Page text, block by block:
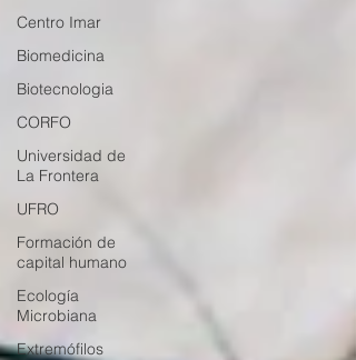
Centro Imar
Biomedicina
Biotecnologia
CORFO
Universidad de
La Frontera
UFRO
Formación de
capital humano
Ecología
Microbiana
Extremófilos